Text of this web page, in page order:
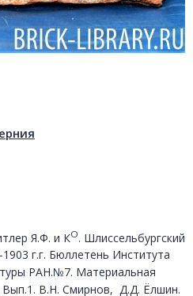
Я.Ф. и КО. Шлиссельбургский
г.г. Бюллетень Института
РАН.№7. Материальная
Вып.1. В.Н. Смирнов, Д.Д. Ёлшин.